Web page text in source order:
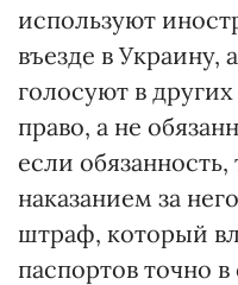
используют
въезде в Украину,
голосуют в
право, а не
если обязанность,
наказанием за
штраф, который
паспортов точно